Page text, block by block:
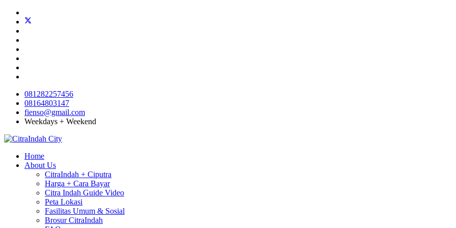
081282257456
08164803147
fienso@gmail.com
Weekdays + Weekend
Home
About Us
CitraIndah + Ciputra
Harga + Cara Bayar
Citra Indah Guide Video
Peta Lokasi
Fasilitas Umum & Sosial
Brosur CitraIndah